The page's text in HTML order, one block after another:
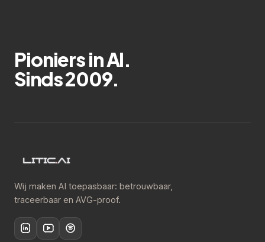
Pioniers in AI.
Sinds 2009.
Wij maken AI toepasbaar: betrouwbaar,
traceerbaar en AVG-proof.